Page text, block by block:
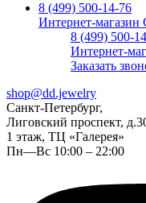
8 (499) 500-14-76
Интернет-магазин
8 (499) 500-
Интернет-
Заказать
shop@dd.jewelry
Санкт-Петербург,
Лиговский проспект,
1 этаж, ТЦ «Галерея»
Пн—Вс 10:00 – 22:00